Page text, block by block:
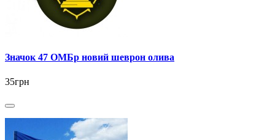
Значок 47 ОМБр новий шеврон олива
35грн